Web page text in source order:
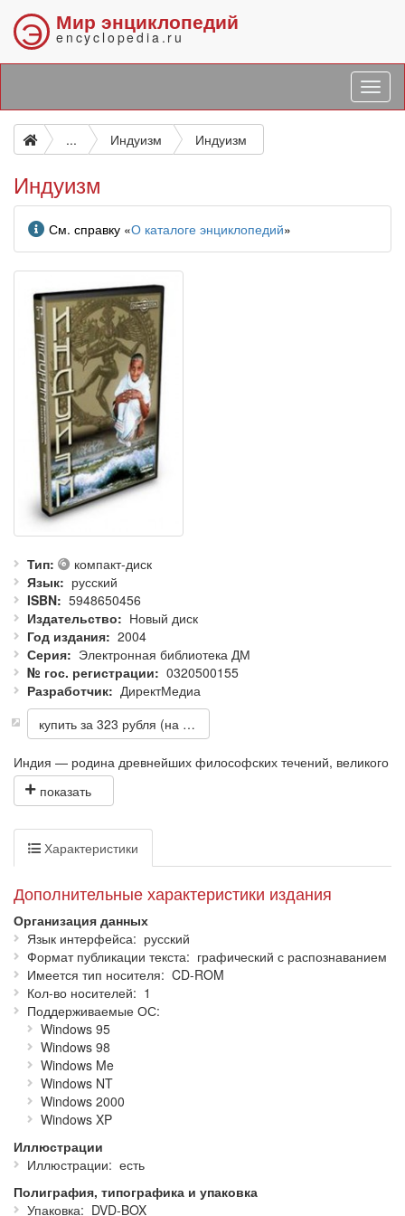
Э Мир энциклопедий
encyclopedia.ru
... Индуизм Индуизм
Индуизм
Информация
См. справку «О каталоге энциклопедий»
Тип
компакт-диск
Язык
русский
ISBN
5948650456
Издательство
Новый диск
Год издания
2004
Серия
Электронная библиотека ДМ
№ гос. регистрации
0320500155
Разработчик
ДиректМедиа
купить за 323 рубля (на складе)
Индия — родина древнейших философских течений, великого
искусства и одной из самых интересных и загадочных религий
мира. Религиозность индийского народа многообразна и
просто религия, а огромный историко-культурный пласт, тесно
связанный с пространством Индии.
фотографии знаменитых храмовых ансамблей, произведения
классической индийской живописи, архитектуры и скульптуры,
городские и сельские пейзажи, религиозные обряды и
праздники, танцы и драматические представления. Диск будет
полезен как студентам, так и специалистам-востоковедам, а
также всем интересующимся историей и культурой Индии.
Особенности продукта:
Обширный материал об истории и современности
индуистской религии;
Более3000
Свыше 1800
Карты и словарь терминов;
функциями.
Язык интерфейса:
Системные требования:
Характеристики
Дополнительные характеристики издания
Организация данных
Язык интерфейса
русский
Формат публикации текста
графический с распознаванием
Имеется тип носителя
CD-ROM
Кол-во носителей
1
Поддерживаемые ОС
Windows 95
Windows 98
Windows Me
Windows NT
Windows 2000
Windows XP
Иллюстрации
Иллюстрации
есть
Полиграфия, типографика и упаковка
Упаковка
DVD-BOX